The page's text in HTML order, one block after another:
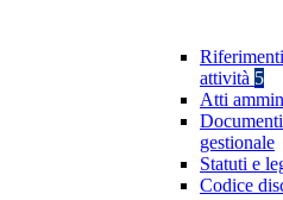
attività 5
Atti
gestionale
Statuti e
Codice